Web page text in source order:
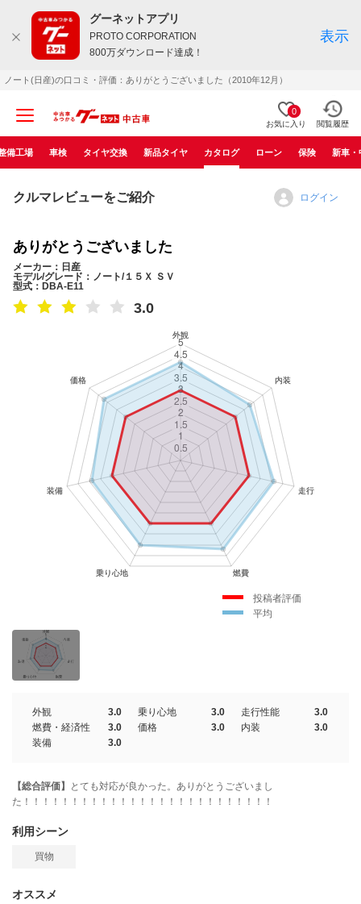
グーネットアプリ
PROTO CORPORATION
800万ダウンロード達成！
表示
ノート(日産)の口コミ・評価：ありがとうございました（2010年12月）
0
お気に入り 閲覧履歴
備工場 車検 タイヤ交換 新品タイヤ カタログ ローン 保険 新車・
クルマレビューをご紹介 ログイン
ありがとうございました
メーカー：日産
モデル/グレード：ノート/１５Ｘ ＳＶ
型式：DBA-E11
3.0
投稿者評価
平均
外観 3.0 乗り心地 3.0 走行性能
3.0
燃費・経済性
3.0 価格 3.0 内装
3.0
装備
3.0
【総合評価】
とても対応が良かった。ありがとうございまし
た！！！！！！！！！！！！！！！！！！！！！！！！！！
利用シーン
買物
オススメ